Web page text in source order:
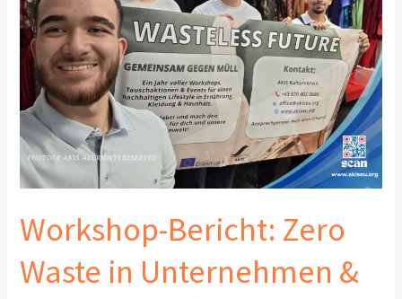
Workshop-Bericht: Zero
Waste in Unternehmen &
&
beim
Einkaufen